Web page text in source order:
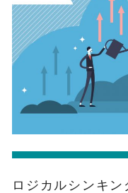
ロジカルシンキ